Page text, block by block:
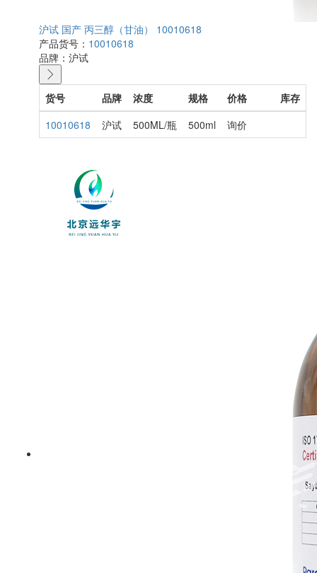
沪试 国产 丙三醇（甘油） 10010618
产品货号： 10010618
品牌： 沪试
货号 品牌 浓度 规格 价格
库存
10010618
沪试 500ML/瓶 500ml 询价